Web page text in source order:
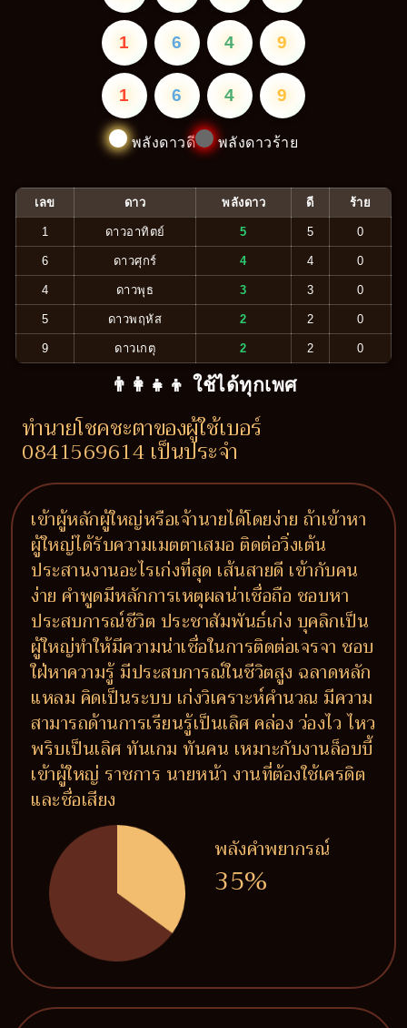
1 6 4 9
1 6 4 9
พลังดาวดี พลังดาวร้าย
เลข ดาว พลังดาว ดี ร้าย
1 ดาวอาทิตย์ 5 5 0
6 ดาวศุกร์ 4 4 0
4 ดาวพุธ 3 3 0
5 ดาวพฤหัส 2 2 0
9 ดาวเกตุ 2 2 0
👨‍👩‍👧‍👦 ใช้ได้ทุกเพศ
ทำนายโชคชะตาของผู้ใช้เบอร์
0841569614 เป็นประจำ
เข้าผู้หลักผู้ใหญ่หรือเจ้านายได้โดยง่าย ถ้าเข้าหา
ผู้ใหญ่ได้รับความเมตตาเสมอ ติดต่อวิ่งเต้น
ประสานงานอะไรเก่งที่สุด เส้นสายดี เข้ากับคน
ง่าย คำพูดมีหลักการเหตุผลน่าเชื่อถือ ชอบหา
ประสบการณ์ชีวิต ประชาสัมพันธ์เก่ง บุคลิกเป็น
ผู้ใหญ่ทำให้มีความน่าเชื่อในการติดต่อเจรจา ชอบ
ใฝ่หาความรู้ มีประสบการณ์ในชีวิตสูง ฉลาดหลัก
แหลม คิดเป็นระบบ เก่งวิเคราะห์คำนวณ มีความ
สามารถด้านการเรียนรู้เป็นเลิศ คล่อง ว่องไว ไหว
พริบเป็นเลิศ ทันเกม ทันคน เหมาะกับงานล็อบบี้
เข้าผู้ใหญ่ ราชการ นายหน้า งานที่ต้องใช้เครดิต
และชื่อเสียง
พลังคำพยากรณ์
35%